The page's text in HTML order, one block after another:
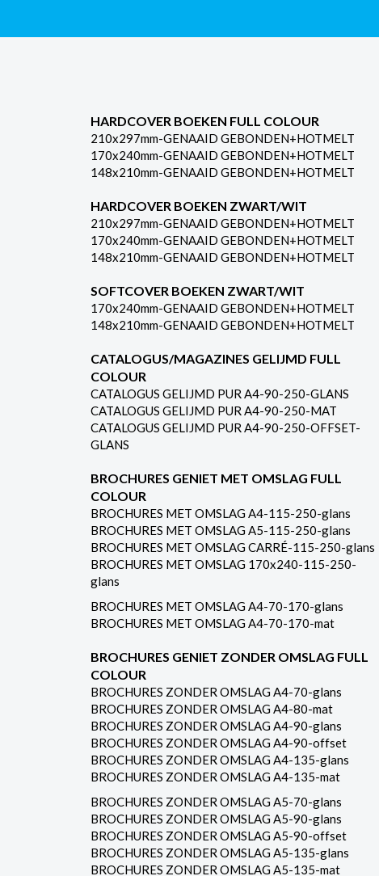
HARDCOVER BOEKEN FULL COLOUR
210x297mm-GENAAID GEBONDEN+HOTMELT
170x240mm-GENAAID GEBONDEN+HOTMELT
148x210mm-GENAAID GEBONDEN+HOTMELT
HARDCOVER BOEKEN ZWART/WIT
210x297mm-GENAAID GEBONDEN+HOTMELT
170x240mm-GENAAID GEBONDEN+HOTMELT
148x210mm-GENAAID GEBONDEN+HOTMELT
SOFTCOVER BOEKEN ZWART/WIT
170x240mm-GENAAID GEBONDEN+HOTMELT
148x210mm-GENAAID GEBONDEN+HOTMELT
CATALOGUS/MAGAZINES GELIJMD FULL
COLOUR
CATALOGUS GELIJMD PUR A4-90-250-GLANS
CATALOGUS GELIJMD PUR A4-90-250-MAT
CATALOGUS GELIJMD PUR A4-90-250-OFFSET-
GLANS
BROCHURES GENIET MET OMSLAG FULL
COLOUR
BROCHURES MET OMSLAG A4-115-250-glans
BROCHURES MET OMSLAG A5-115-250-glans
BROCHURES MET OMSLAG CARRÉ-115-250-glans
BROCHURES MET OMSLAG 170x240-115-250-
glans
BROCHURES MET OMSLAG A4-70-170-glans
BROCHURES MET OMSLAG A4-70-170-mat
BROCHURES GENIET ZONDER OMSLAG FULL
COLOUR
BROCHURES ZONDER OMSLAG A4-70-glans
BROCHURES ZONDER OMSLAG A4-80-mat
BROCHURES ZONDER OMSLAG A4-90-glans
BROCHURES ZONDER OMSLAG A4-90-offset
BROCHURES ZONDER OMSLAG A4-135-glans
BROCHURES ZONDER OMSLAG A4-135-mat
BROCHURES ZONDER OMSLAG A5-70-glans
BROCHURES ZONDER OMSLAG A5-90-glans
BROCHURES ZONDER OMSLAG A5-90-offset
BROCHURES ZONDER OMSLAG A5-135-glans
BROCHURES ZONDER OMSLAG A5-135-mat